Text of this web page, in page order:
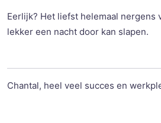
Eerlijk? Het liefst helemaal nergens
lekker een nacht door kan slapen.
Chantal, heel veel succes en